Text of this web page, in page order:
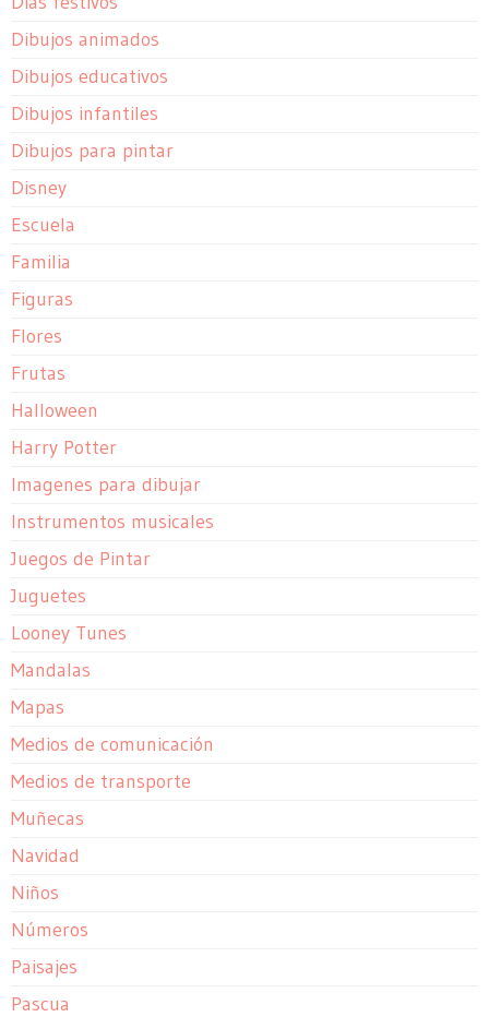
Dibujos animados
Dibujos educativos
Dibujos infantiles
Dibujos para pintar
Disney
Escuela
Familia
Figuras
Flores
Frutas
Halloween
Harry Potter
Imagenes para dibujar
Instrumentos musicales
Juegos de Pintar
Juguetes
Looney Tunes
Mandalas
Mapas
Medios de comunicación
Medios de transporte
Muñecas
Navidad
Niños
Números
Paisajes
Pascua